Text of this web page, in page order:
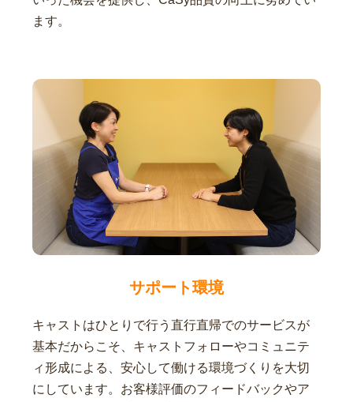
ます。
サポート環境
キャストはひとりで行う直行直帰でのサービスが
基本だからこそ、キャストフォローやコミュニテ
ィ形成による、安心して働ける環境づくりを大切
にしています。お客様評価のフィードバックやア